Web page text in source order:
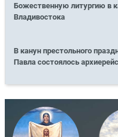
Божественную литургию в
Владивостока
В канун престольного
Павла состоялось